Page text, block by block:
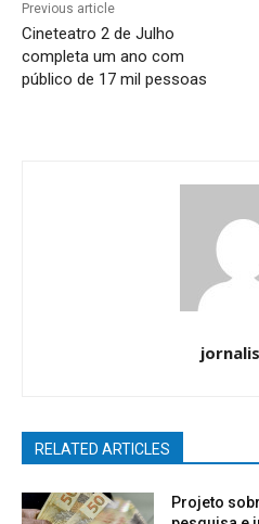
Previous article
Cineteatro 2 de Julho
completa um ano com
público de 17 mil pessoas
RELATED ARTICLES
Projeto